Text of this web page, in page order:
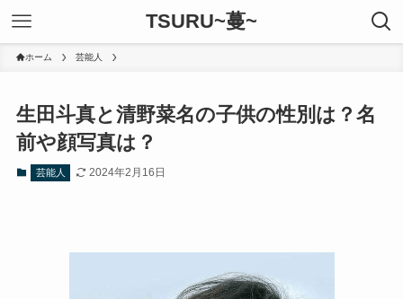
TSURU~蔓~
ホーム 芸能人
生田斗真と清野菜名の子供の性別は？名
前や顔写真は？
芸能人 2024年2月16日